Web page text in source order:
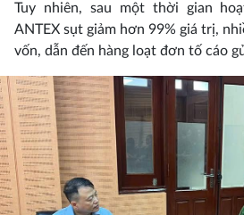
Tuy nhiên, sau một thời gian
ANTEX sụt giảm hơn 99% giá trị,
vốn, dẫn đến hàng loạt đơn tố cáo